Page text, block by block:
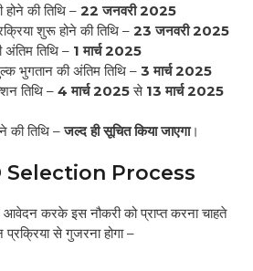
होने की तिथि – 22 जनवरी 2025
शुरू होने की तिथि – 23 जनवरी 2025
तिथि – 1 मार्च 2025
भुगतान की अंतिम तिथि – 3 मार्च 2025
तिथि – 4 मार्च 2025से 13 मार्च 2025
की तिथि –जल्द ही सूचित किया जाएगा।
Selection Process
आवेदन करके इस नौकरी को प्राप्त करना चाहते
से गुजरना होगा –